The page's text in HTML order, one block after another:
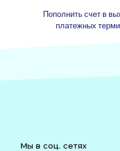
Пополнить счет в
платежных
Мы в соц. сетях